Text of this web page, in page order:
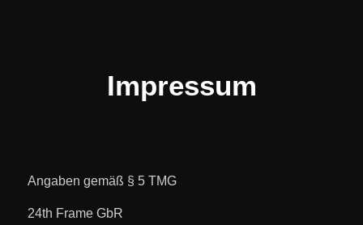
Impressum
Angaben gemäß § 5 TMG
24th Frame GbR